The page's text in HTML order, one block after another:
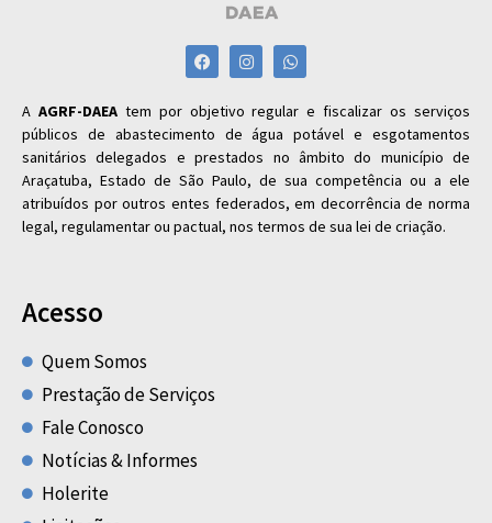
A AGRF-DAEAtem por objetivo regular e fiscalizar os serviços
públicos de abastecimento de água potável e esgotamentos
sanitários delegados e prestados no âmbito do município de
Araçatuba, Estado de São Paulo, de sua competência ou a ele
atribuídos por outros entes federados, em decorrência de norma
legal, regulamentar ou pactual, nos termos de sua lei de criação.
Acesso
Quem Somos
Prestação de Serviços
Fale Conosco
Notícias & Informes
Holerite